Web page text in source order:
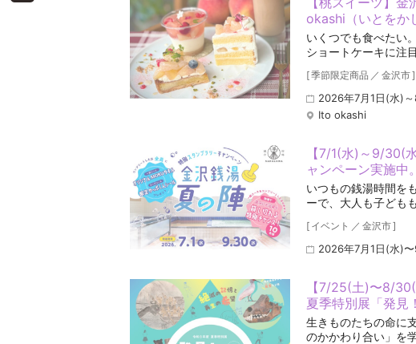
okashi（いとをか
いくつでも食べたい
ショートケーキに注目
[季節限定商品 ／ 金沢市]
2026年7月1日(水)
Ito okashi
【7/1(水)～9/30(
ャンペーン実施中。
いつもの銭湯時間を
ーで、大人も子ども
[ イベント ／ 金沢市]
2026年7月1日(水)
【7/25(土)〜8/
夏季特別展「発見
生きものたちの命に
のかかわり合い」を